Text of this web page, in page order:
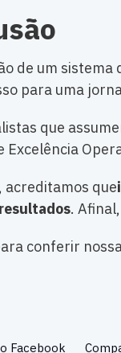
de um sistema
para uma
que
Excelência
acreditamos que
.
conferir
Facebook